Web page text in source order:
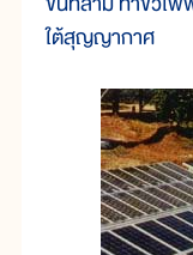
ใต้สุญญากาศ